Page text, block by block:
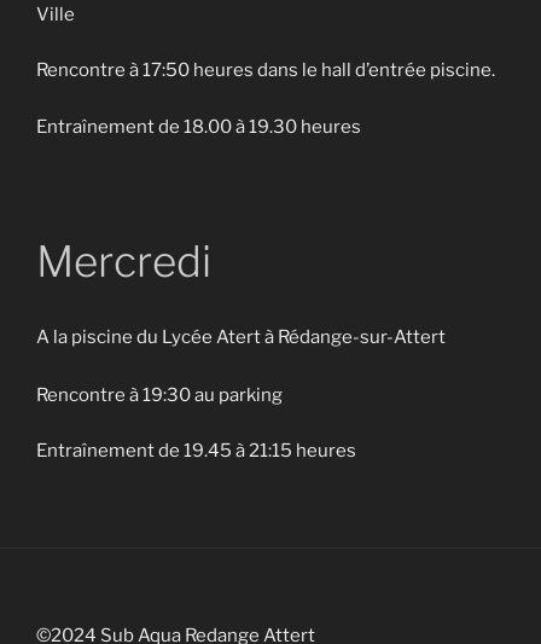
Ville
Rencontre à 17:50 heures dans le hall d’entrée piscine.
Entraînement de 18.00 à 19.30 heures
Mercredi
A la piscine du Lycée Atert à Rédange-sur-Attert
Rencontre à 19:30 au parking
Entraînement de 19.45 à 21:15 heures
©2024 Sub Aqua Redange Attert